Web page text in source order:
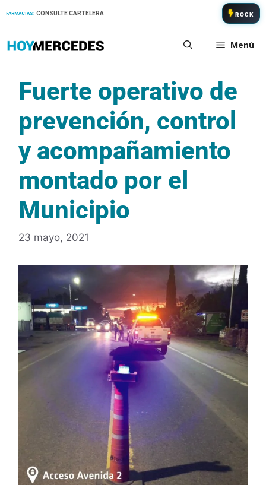
FARMACIAS: CONSULTE CARTELERA ROCK
Menú
Fuerte operativo de
prevención, control
y acompañamiento
montado por el
Municipio
23 mayo, 2021